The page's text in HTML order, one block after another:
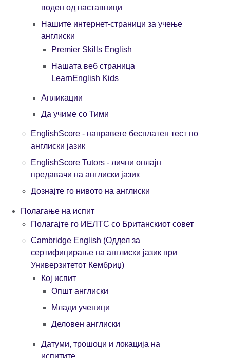
воден од наставници
Нашите интернет-страници за учење
англиски
Premier Skills English
Нашата веб страница
LearnEnglish Kids
Апликации
Да учиме со Тими
EnglishScore - направете бесплатен тест по
англиски јазик
EnglishScore Tutors - лични онлајн
предавачи на англиски јазик
Дознајте го нивото на англиски
Полагање на испит
Полагајте го ИЕЛТС со Британскиот совет
Cambridge English (Oддел за
сертифицирање на англиски јазик при
Универзитетот Кембриџ)
Кој испит
Општ англиски
Млади ученици
Деловен англиски
Датуми, трошоци и локација на
испитите